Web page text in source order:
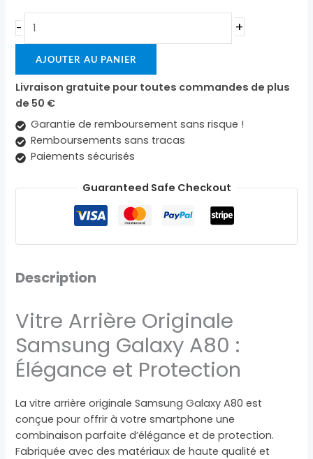
- +
AJOUTER AU PANIER
Livraison gratuite pour toutes commandes de plus
de 50 €
Garantie de remboursement sans risque !
Remboursements sans tracas
Paiements sécurisés
Guaranteed Safe Checkout
Description
Vitre Arrière Originale
Samsung Galaxy A80 :
Élégance et Protection
La vitre arrière originale Samsung Galaxy A80 est
conçue pour offrir à votre smartphone une
combinaison parfaite d’élégance et de protection.
Fabriquée avec des matériaux de haute qualité et